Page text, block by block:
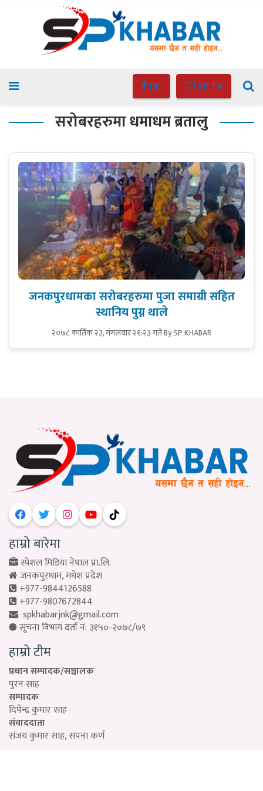
FB SP TV
सरोबरहरुमा धमाधम ब्रतालु
जनकपुरधामका सरोबरहरुमा पुजा समाग्री सहित
स्थानिय पुग्न थाले
२०७८ कार्तिक २३, मंगलवार २१:२३ गतेBy SP KHABAR
हाम्रो बारेमा
स्पेशल मिडिया नेपाल प्रा.लि.
जनकपुरधाम, मधेश प्रदेश
+977-9844126588
+977-9807672844
spkhabarjnk@gmail.com
सूचना विभाग दर्ता नं: ३१५०-२०७८/७९
हाम्रो टीम
प्रधान सम्पादक/सञ्चालक
पुरन साह
सम्पादक
दिपेन्द्र कुमार साह
संवाददाता
संजय कुमार साह, सपना कर्ण